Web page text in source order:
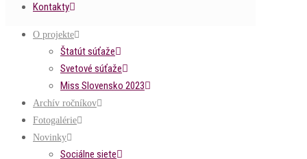
Kontakty
O projekte
Štatút súťaže
Svetové súťaže
Miss Slovensko 2023
Archív ročníkov
Fotogalérie
Novinky
Sociálne siete